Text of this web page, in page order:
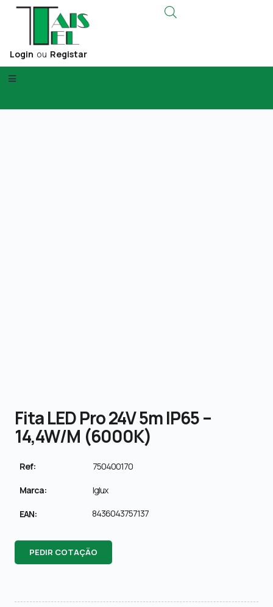
Login ou Registar
Fita LED Pro 24V 5m IP65 –
14,4W/m (6000K)
Ref: 750400170
Marca: Iglux
EAN: 8436043757137
PEDIR COTAÇÃO